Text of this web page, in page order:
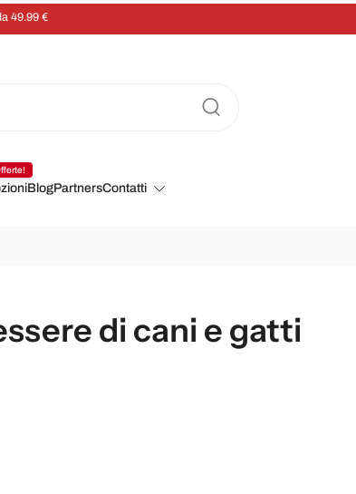
49.99 €
BlogPartnersContatti
di cani e gatti